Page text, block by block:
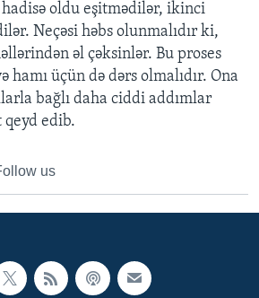
oldu eşitmədilər, ikinci
Neçəsi həbs olunmalıdır ki,
əl çəksinlər. Bu proses
hamı üçün də dərs olmalıdır. Ona
bağlı daha ciddi addımlar
qeyd edib.
us